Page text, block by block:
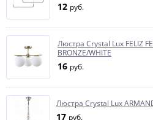
12 руб.
Люстра Crystal Lux FELIZ
BRONZE/WHITE
16 руб.
Люстра Crystal Lux
17 руб.